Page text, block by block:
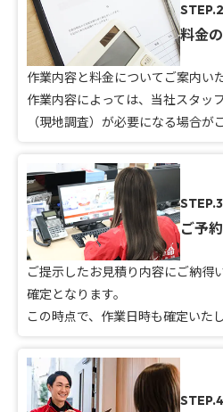
STEP.2
料金
作業内容と料金についてご案内い
作業内容によっては、当社スタッ
（現地調査）が必要になる場合が
STEP.3
ご予
ご提示したお見積り内容にご納得
確定となります。
この時点で、作業日時も確定いたし
STEP.4